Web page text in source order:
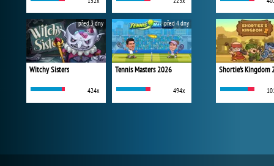
Witchy Sisters
424x
před 3 dny
Tennis Masters 2026
494x
před 4 dny
Shortie's Kingdom